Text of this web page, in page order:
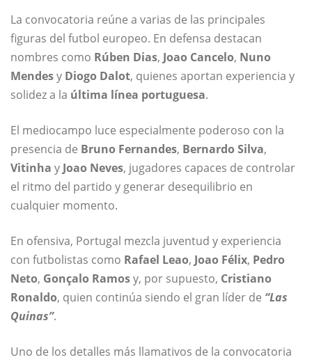
La convocatoria reúne a varias de las principales
figuras del futbol europeo. En defensa destacan
nombres como Rúben Dias, Joao Cancelo, Nuno
Mendesy Diogo Dalot, quienes aportan experiencia y
solidez a la última línea portuguesa.
El mediocampo luce especialmente poderoso con la
presencia de Bruno Fernandes, Bernardo Silva,
Vitinha y Joao Neves, jugadores capaces de controlar
el ritmo del partido y generar desequilibrio en
cualquier momento.
En ofensiva, Portugal mezcla juventud y experiencia
con futbolistas como Rafael Leao, Joao Félix, Pedro
Neto, Gonçalo Ramosy, por supuesto, Cristiano
Ronaldo, quien continúa siendo el gran líder de “Las
Quinas”.
Uno de los detalles más llamativos de la convocatoria